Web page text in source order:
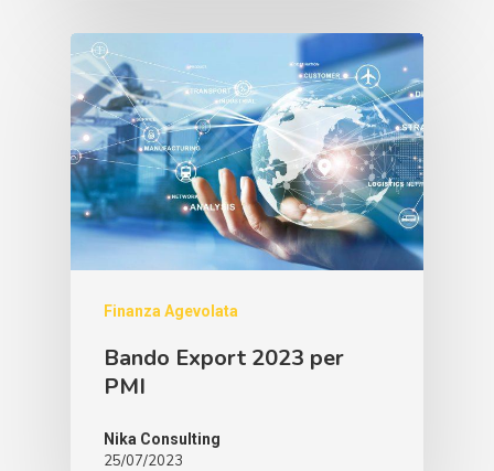
Finanza Agevolata
Bando Export 2023 per
PMI
Nika Consulting
25/07/2023